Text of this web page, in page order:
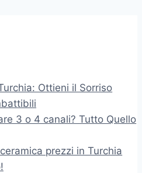
Ottieni il Sorriso
3 o 4 canali? Tutto Quello
prezzi in Turchia